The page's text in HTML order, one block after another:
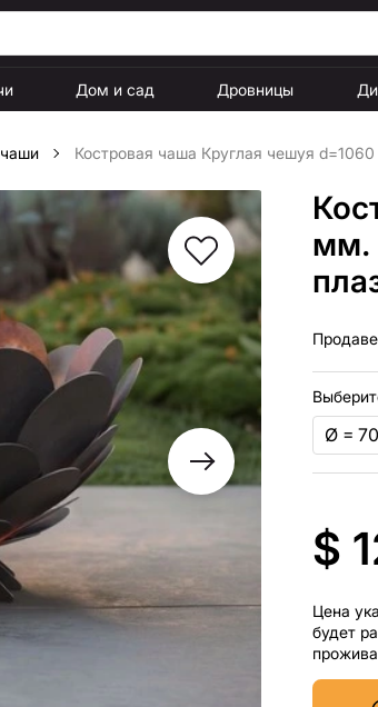
Дом и сад Дровницы
Костровая чаша Круглая чешуя
мм.
Ø =
$
Цена
будет